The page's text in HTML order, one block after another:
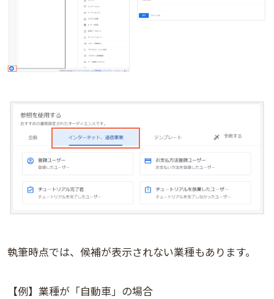
執筆時点では、候補が表示されない業種もあります。
【例】業種が「自動車」の場合